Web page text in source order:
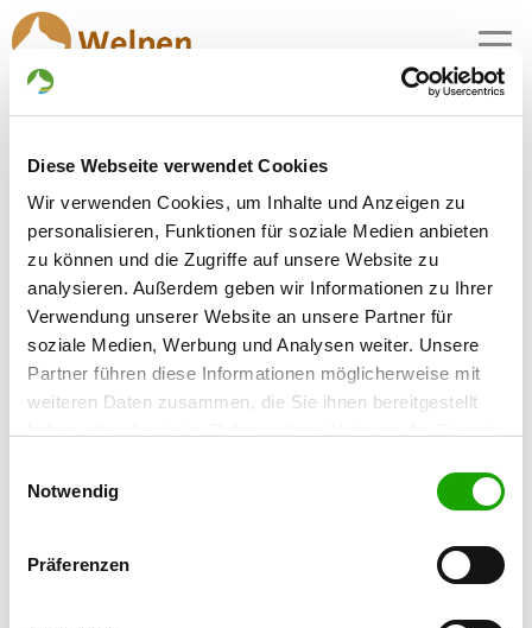
Diese Webseite verwendet Cookies
Wir verwenden Cookies, um Inhalte und Anzeigen zu
personalisieren, Funktionen für soziale Medien anbieten
zu können und die Zugriffe auf unsere Website zu
analysieren. Außerdem geben wir Informationen zu Ihrer
Verwendung unserer Website an unsere Partner für
soziale Medien, Werbung und Analysen weiter. Unsere
Partner führen diese Informationen möglicherweise mit
weiteren Daten zusammen, die Sie ihnen bereitgestellt
Cookies, wenn Sie unsere Webseite weiterhin nutzen.
Notwendig
Präferenzen
MENU
Schäferhundwelpen in
Armstedt
1 Züchter mit aktuellen Angeboten für
Schäferhundwelpen gefunden
Zuchtstätte: vom Wanakon
Details
Hauptstr. 16
24616 Armstedt